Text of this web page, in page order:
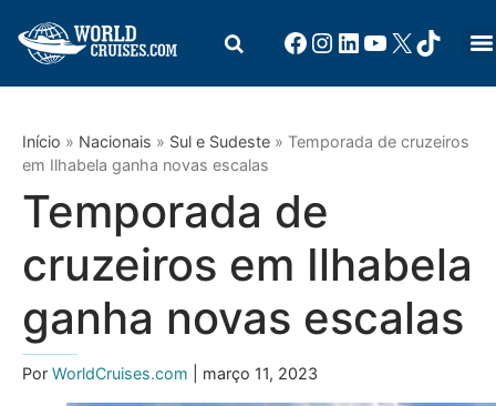
Início » Nacionais » Sul e Sudeste » Temporada de cruzeiros
em Ilhabela ganha novas escalas
Temporada de
cruzeiros em Ilhabela
ganha novas escalas
Por WorldCruises.com | março 11, 2023